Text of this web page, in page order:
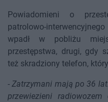
Powiadomieni o
patrolowo-
wpadł w pobliżu
przestępstwa, drugi, gdy
też skradziony telefon,
-Zatrzymani mają po 36
przewiezieni